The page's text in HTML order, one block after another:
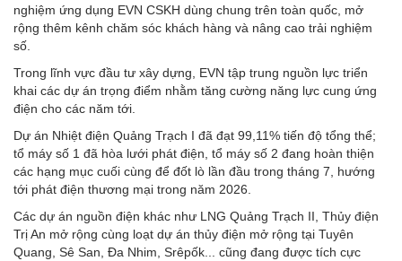
nghiệm ứng dụng EVN CSKH dùng chung trên toàn quốc, mở
rộng thêm kênh chăm sóc khách hàng và nâng cao trải nghiệm
số.
Trong lĩnh vực đầu tư xây dựng, EVN tập trung nguồn lực triển
khai các dự án trọng điểm nhằm tăng cường năng lực cung ứng
điện cho các năm tới.
Dự án Nhiệt điện Quảng Trạch I đã đạt 99,11% tiến độ tổng thể;
tổ máy số 1 đã hòa lưới phát điện, tổ máy số 2 đang hoàn thiện
các hạng mục cuối cùng để đốt lò lần đầu trong tháng 7, hướng
tới phát điện thương mại trong năm 2026.
Các dự án nguồn điện khác như LNG Quảng Trạch II, Thủy điện
Trị An mở rộng cùng loạt dự án thủy điện mở rộng tại Tuyên
Quang, Sê San, Đa Nhim, Srêpốk... cũng đang được tích cực